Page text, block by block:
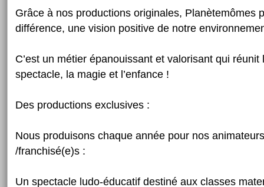
Grâce à nos productions originales, Planètemômes
différence, une vision positive de notre
C’est un métier épanouissant et valorisant qui réunit
spectacle, la magie et l’enfance !
Des productions exclusives :
Nous produisons chaque année pour nos
/franchisé(e)s :
Un spectacle ludo-éducatif destiné aux classes